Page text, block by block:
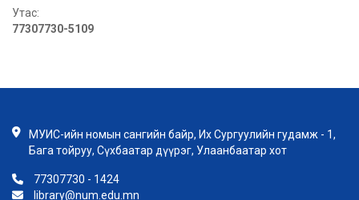
Утас:
77307730-5109
МУИС-ийн номын сангийн байр, Их Сургуулийн гудамж - 1,
Бага тойруу, Сүхбаатар дүүрэг, Улаанбаатар хот
77307730 - 1424
library@num.edu.mn